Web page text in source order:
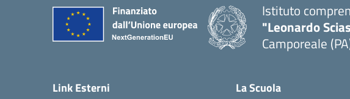
Istituto
"Leonardo
Camporeale
Link Esterni La Scuola